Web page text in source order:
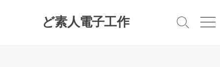
ど素人電子工作
検
メ